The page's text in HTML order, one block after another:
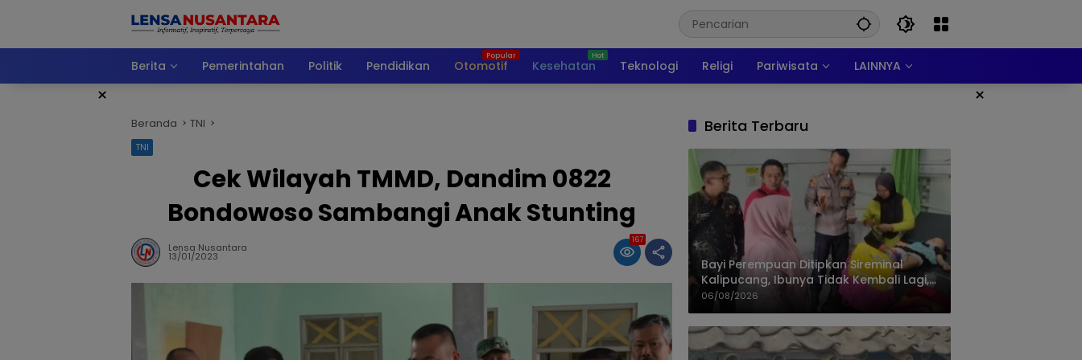
Berita
Pemerintahan Politik Pendidikan Otomotif Kesehatan Teknologi Religi Pariwisata LAINNYA
× ×
Beranda TNI
TNI
Cek Wilayah TMMD, Dandim 0822
Bondowoso Sambangi Anak Stunting
Lensa Nusantara
13/01/2023
167
Berita Terbaru
Bayi Perempuan Ditipkan Sireminal
Kalipucang, Ibunya Tidak Kembali Lagi,
Polisi Telusuri Keberadaan Orang Tua
06/08/2026